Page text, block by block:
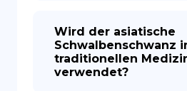
Wird der asiatische
Schwalbenschwanz
traditionellen
verwendet?